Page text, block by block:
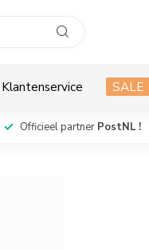
Klantenservice SALE
Officieel partner PostNL !